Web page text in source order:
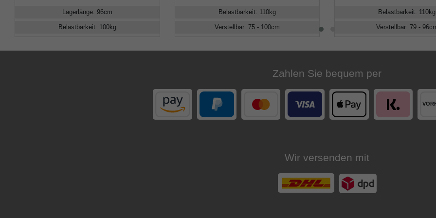
Lagerlänge: 96cm
Belastbarkeit: 100kg
Belastbarkeit: 110kg
Verstellbar: 75 - 100cm
Belastbarkeit: 110kg
Verstellbar: 79 - 96
Zahlen Sie bequem per
Wir versenden mit